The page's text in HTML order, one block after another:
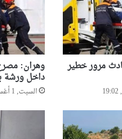
حادث مرور خطير وهران:
داخل ورشة
السبت, 1 أغسطس 2026, 12:10